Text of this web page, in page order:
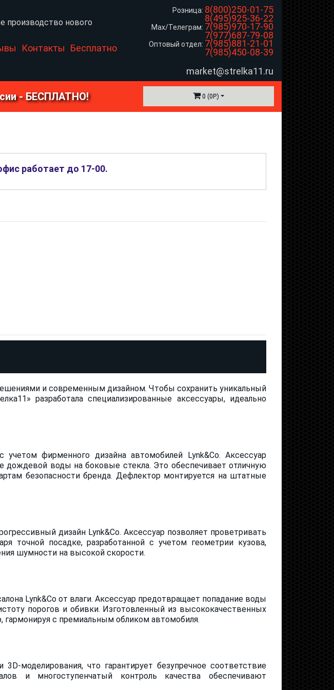
производство нового
Контакты
Бесплатно
Розница: 8(800)250-01-75
8(495)925-36-22
Max/Телеграм: 7(985)970-17-90
7(977)687-79-08
Оптовый отдел: 7(985)881-21-01
7(985)450-08-39
market@strelka11.ru
- БЕСПЛАТНО! 0 (0Р.)
работает до 17-00.
и современным дизайном. Чтобы сохранить уникальный
разработала специализированные аксессуары, идеально
учетом фирменного дизайна автомобилей Lynk&Co. Аксессуар
воды на боковые стекла. Это обеспечивает отличную
безопасности бренда. Дефлектор монтируется на штатные
дизайн Lynk&Co. Аксессуар позволяет проветривать
точной посадке, разработанной с учетом геометрии кузова,
шумности на высокой скорости.
Lynk&Co от влаги. Аксессуар предотвращает попадание воды
порогов и обивки. Изготовленный из высококачественных
гармонируя с премиальным обликом автомобиля.
моделирования, что гарантирует безупречное соответствие
и многоступенчатый контроль качества обеспечивают